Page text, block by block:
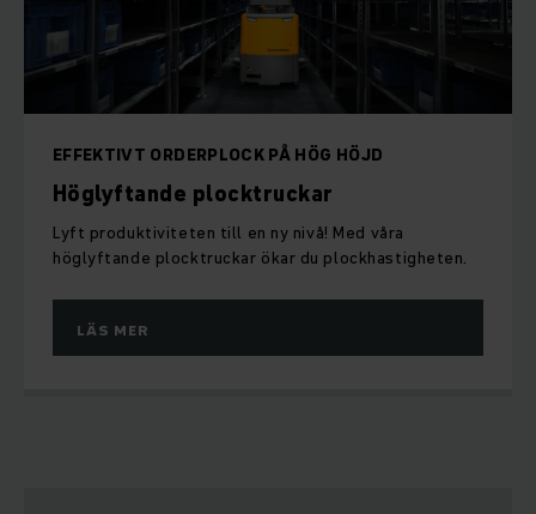
EFFEKTIVT ORDERPLOCK PÅ HÖG HÖJD
Höglyftande plocktruckar
Lyft produktiviteten till en ny nivå! Med våra
höglyftande plocktruckar ökar du plockhastigheten.
LÄS MER